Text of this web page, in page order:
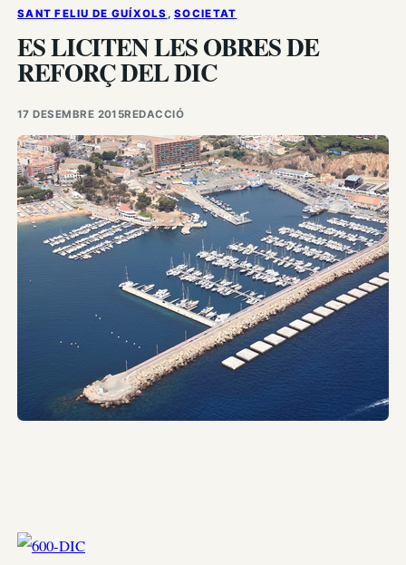
SANT FELIU DE GUÍXOLS , SOCIETAT
ES LICITEN LES OBRES DE
REFORÇ DEL DIC
17 DESEMBRE 2015REDACCIÓ